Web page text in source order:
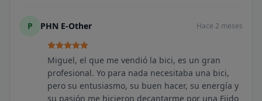
P PHN E-Other Hace 2 meses
Miguel, el que me vendió la bici, es un gran
profesional. Yo para nada necesitaba una bici,
pero su entusiasmo, su buen hacer, su energía y
su pasión me hicieron decantarme por una Fiido